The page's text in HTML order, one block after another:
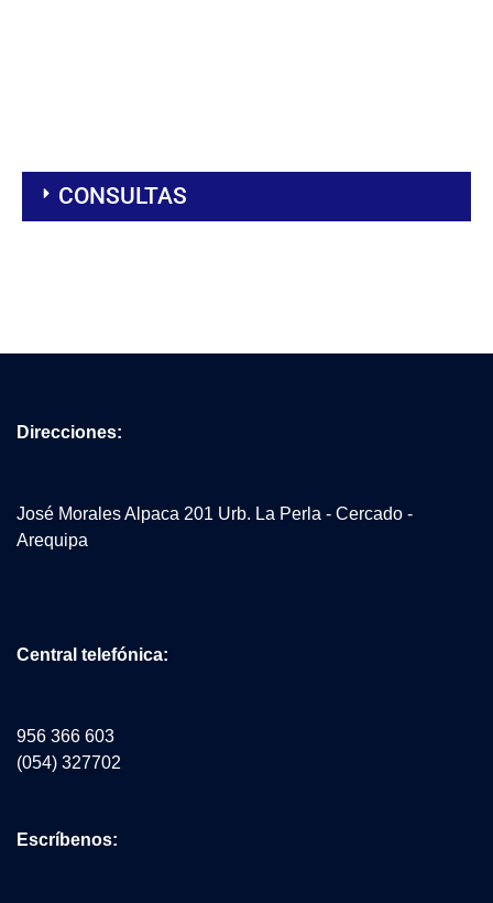
CONSULTAS
Direcciones:
José Morales Alpaca 201 Urb. La Perla - Cercado -
Arequipa
Central telefónica:
956 366 603
(054) 327702
Escríbenos: